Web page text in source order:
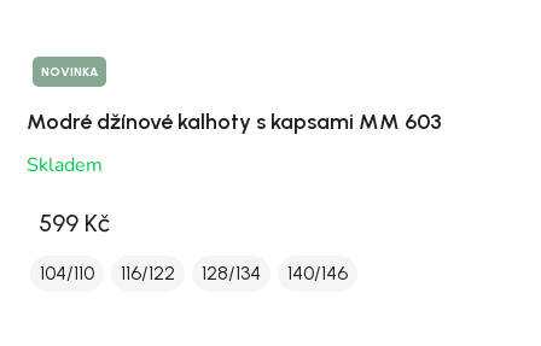
NOVINKA
Modré džínové kalhoty s kapsami MM 603
Skladem
599 Kč
104/110 116/122 128/134 140/146